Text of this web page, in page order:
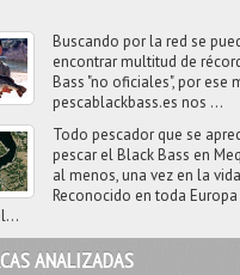
Buscando por la red se
encontrar multitud de
Bass "no oficiales", por ese
pescablackbass.es nos ...
Todo pescador que se
pescar el Black Bass en
al menos, una vez en la
Reconocido en toda
ANALIZADAS